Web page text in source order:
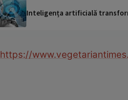
Inteligența artificială
https://